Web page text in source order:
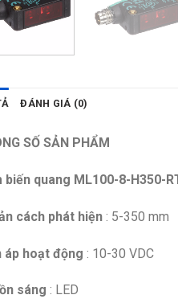
ĐÁNH GIÁ (0)
SỐ SẢN PHẨM
biến quang ML100-8-H350-
cách phát hiện : 5-350 mm
áp hoạt động : 10-30 VDC
sáng : LED